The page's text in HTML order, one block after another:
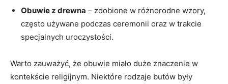
Obuwie z drewna – zdobione w różnorodne wzory,
‍często używane podczas ceremonii oraz w trakcie
specjalnych uroczystości.
Warto zauważyć, że obuwie miało duże znaczenie w
kontekście ​religijnym. ‍Niektóre rodzaje butów​ były